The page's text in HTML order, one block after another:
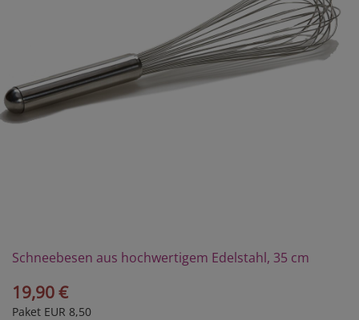
Schneebesen aus hochwertigem Edelstahl, 35 cm
19,90 €
Paket EUR 8,50